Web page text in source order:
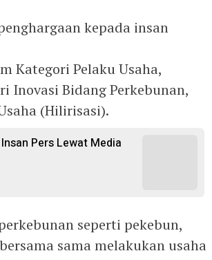
kepada insan
Kategori Pelaku Usaha,
Inovasi Bidang Perkebunan,
(Hilirisasi).
Pers Lewat Media
seperti pekebun,
sama melakukan usaha